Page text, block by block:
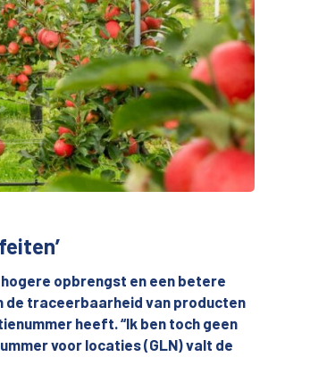
opbrengst en een betere
de traceerbaarheid van producten
heeft. “Ik ben toch geen
voor locaties (GLN) valt de